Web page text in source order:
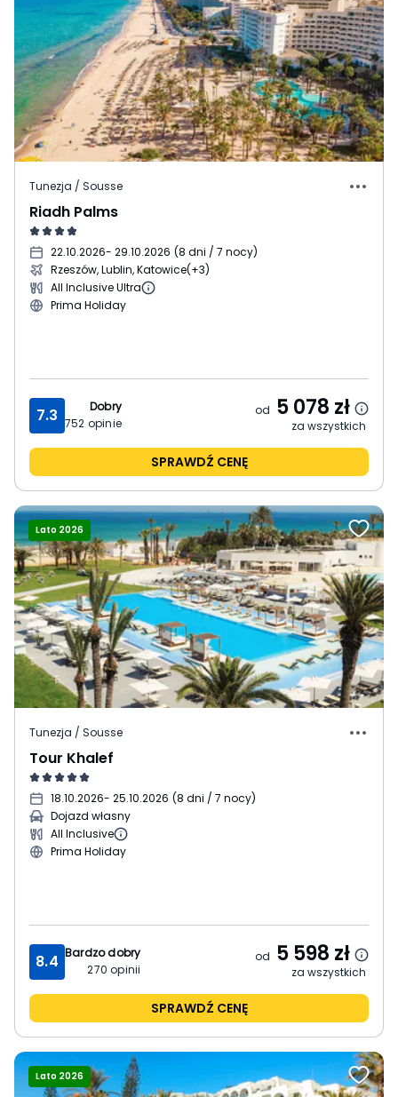
Tunezja / Sousse
Riadh Palms
22.10.2026- 29.10.2026 (8 dni / 7 nocy)
Rzeszów, Lublin, Katowice(+3)
All Inclusive Ultra
Prima Holiday
7.3
Dobry
752 opinie
od 5 078 zł
za wszystkich
SPRAWDŹ CENĘ
Lato 2026
Tunezja / Sousse
Tour Khalef
18.10.2026- 25.10.2026 (8 dni / 7 nocy)
Dojazd własny
All Inclusive
Prima Holiday
8.4 Bardzo dobry
270 opinii
od 5 598 zł
za wszystkich
SPRAWDŹ CENĘ
Lato 2026